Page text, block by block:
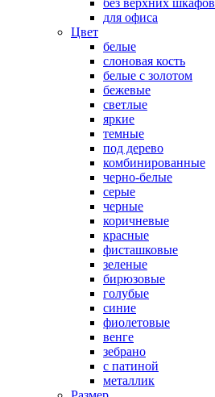
для офиса
Цвет
белые
слоновая кость
белые с золотом
бежевые
светлые
яркие
темные
под дерево
комбинированные
черно-белые
серые
черные
коричневые
красные
фисташковые
зеленые
бирюзовые
голубые
синие
фиолетовые
венге
зебрано
с патиной
металлик